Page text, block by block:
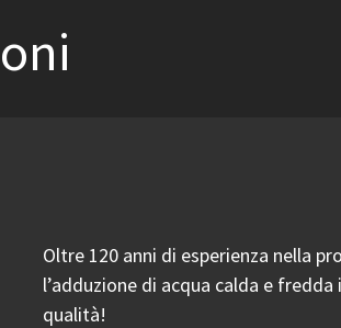
Oltre 120 anni di esperienza nella
l’adduzione di acqua calda e
qualità!